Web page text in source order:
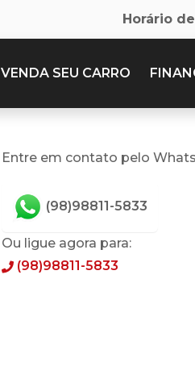
Horário
VENDA SEU CARRO
Entre em contato pelo
(98)98811-5833
Ou ligue agora para:
(98)98811-5833